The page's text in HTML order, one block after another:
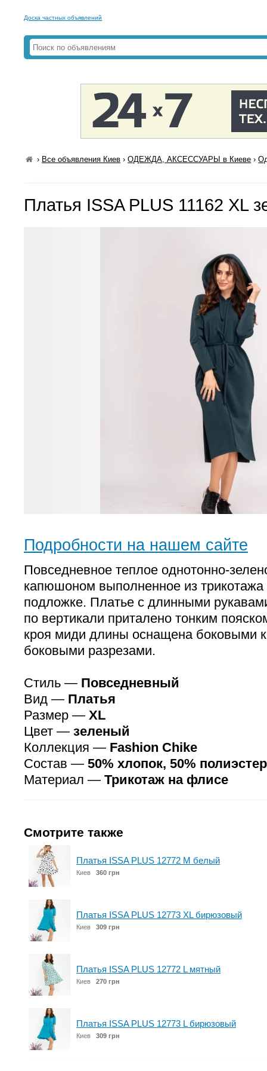
Доска частных объявлений
› Все объявления Киев ›ОДЕЖДА, АКСЕССУАРЫ в Киеве ›
Платья ISSA PLUS 11162 XL
Подробности на нашем сайте
Повседневное теплое однотонно-
капюшоном выполненное из
подложке. Платье с длинными
по вертикали приталено тонким
кроя миди длины оснащена боковыми
боковыми разрезами.
Стиль — Повседневный
Вид — Платья
Размер — XL
Цвет — зеленый
Коллекция — Fashion Chike
Состав — 50% хлопок, 50% полиэстер
Материал — Трикотаж на флисе
Смотрите также
Платья ISSA PLUS 12772 M белый
Киев 360 грн
Платья ISSA PLUS 12773 XL бирюзовый
Киев 309 грн
Платья ISSA PLUS 12772 L мятный
Киев 270 грн
Платья ISSA PLUS 12773 L бирюзовый
Киев 309 грн